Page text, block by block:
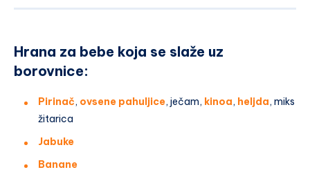
Hrana za bebe koja se slaže uz
borovnice:
Pirinač, ovsene pahuljice, ječam, kinoa, heljda, miks
žitarica
Jabuke
Banane